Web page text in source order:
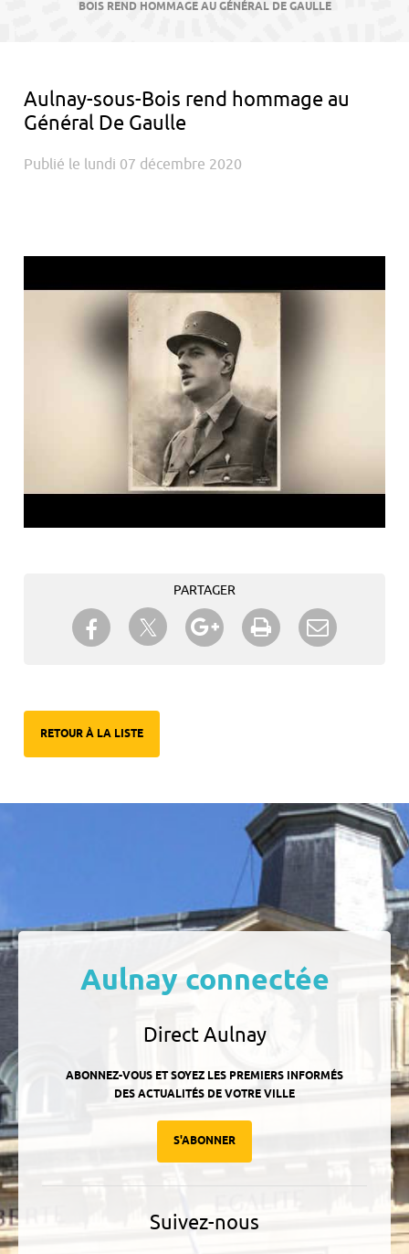
BOIS REND HOMMAGE AU GÉNÉRAL DE GAULLE
Aulnay-sous-Bois rend hommage au
Général De Gaulle
Publié le lundi 07 décembre 2020
PARTAGER
Partager sur Facebook
Partager sur TwitterPartager sur Google+
Imprimer
RETOUR À LA LISTE
Aulnay connectée
Direct Aulnay
ABONNEZ-VOUS ET SOYEZ LES PREMIERS INFORMÉS
DES ACTUALITÉS DE VOTRE VILLE
S'ABONNER
Suivez-nous